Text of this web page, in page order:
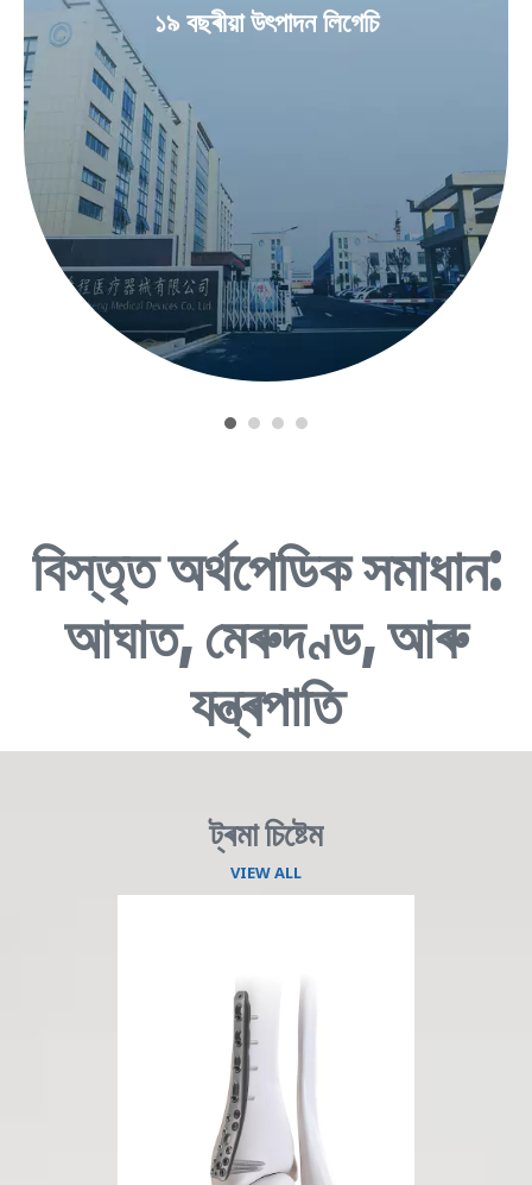
১৯ বছৰীয়া উৎপাদন লিগেচি
বিস্তৃত অৰ্থপেডিক সমাধান:
আঘাত, মেৰুদণ্ড, আৰু
যন্ত্ৰপাতি
ট্ৰমা চিষ্টেম
VIEW ALL